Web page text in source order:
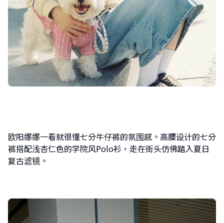
欧阳娜娜一看就很懂七分牛仔裤的氛围感。高腰设计的七分
裤搭配浅杏仁色的学院风Polo衫，走在街头仿佛踏入夏日
复古滤镜。